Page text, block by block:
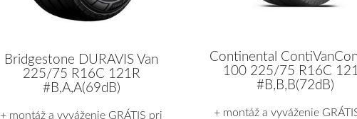
Bridgestone DURAVIS Van
225/75 R16C 121R
#B,A,A(69dB)
+ montáž a vyváženie GRÁTIS pri
Continental
100 225/75 R16C
#B,B,B(72dB)
+ montáž a vyváženie